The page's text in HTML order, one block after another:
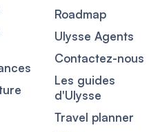
Roadmap
Ulysse Agents
Contactez-nous
Les guides
d'Ulysse
Travel planner